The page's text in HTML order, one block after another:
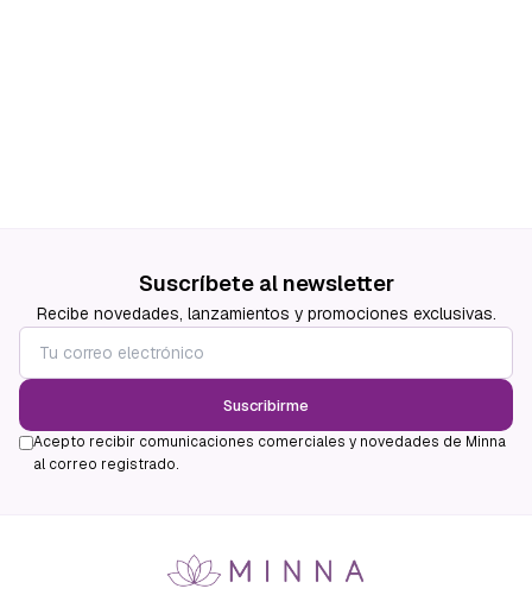
Suscríbete al newsletter
Recibe novedades, lanzamientos y promociones exclusivas.
Suscribirme
Acepto recibir comunicaciones comerciales y novedades de Minna
al correo registrado.